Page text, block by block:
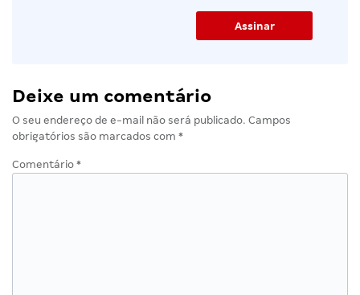
Deixe um comentário
O seu endereço de e-mail não será publicado. Campos
obrigatórios são marcados com *
Comentário *